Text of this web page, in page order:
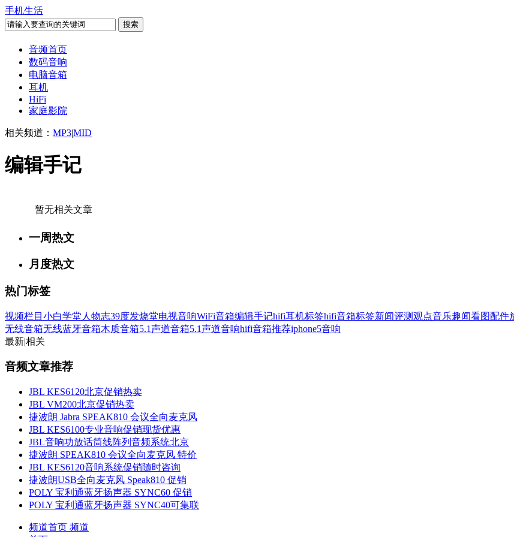
手机生活
音频首页
数码音响
电脑音箱
耳机
HiFi
家庭影院
相关频道： MP3|MID
编辑手记
暂无相关文章
一周热文
月度热文
热门标签
视频栏目 小白学堂 人物志39度发烧堂电视音响WiFi音箱编辑手记hifi耳机标签hifi音箱标签新闻评测观点音乐趣闻看图配件
无线音箱无线蓝牙音箱木质音箱5.1声道音箱5.1声道音响hifi音箱推荐iphone5音响
最新|相关
音频文章推荐
JBL KES6120北京促销热卖
JBL VM200北京促销热卖
捷波朗 Jabra SPEAK810 会议全向麦克风
JBL KES6100专业音响促销现货优惠
JBL音响功放话筒线阵列音频系统北京
捷波朗 SPEAK810 会议全向麦克风 特价
JBL KES6120音响系统促销随时咨询
捷波朗USB全向麦克风 Speak810 促销
POLY 宝利通蓝牙扬声器 SYNC60 促销
POLY 宝利通蓝牙扬声器 SYNC40可集联
频道首页 频道